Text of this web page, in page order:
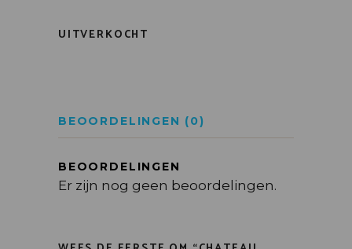
UITVERKOCHT
BEOORDELINGEN (0)
BEOORDELINGEN
Er zijn nog geen beoordelingen.